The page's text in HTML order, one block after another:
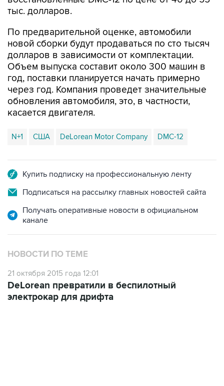
тыс. долларов.
По предварительной оценке, автомобили
новой сборки будут продаваться по сто тысяч
долларов в зависимости от комплектации.
Объем выпуска составит около 300 машин в
год, поставки планируется начать примерно
через год. Компания проведет значительные
обновления автомобиля, это, в частности,
касается двигателя.
N+1 США DeLorean Motor Company DMC-12
Купить подписку на профессиональную ленту
Подписаться на рассылку главных новостей сайта
Получать оперативные новости в официальном
канале
НОВОСТИ ПО ТЕМЕ
21 октября 2015 года 12:01
DeLorean превратили в беспилотный
электрокар для дрифта